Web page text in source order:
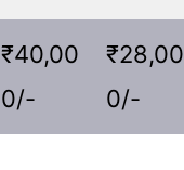
₹40,00
0/-
₹28,00
0/-